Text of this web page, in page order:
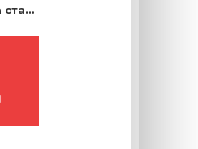
Наклейка на стакан